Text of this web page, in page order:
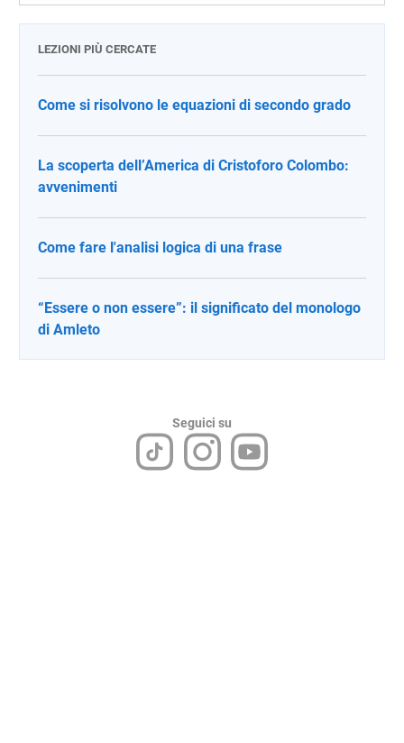
LEZIONI PIÙ CERCATE
Come si risolvono le equazioni di secondo grado
La scoperta dell’America di Cristoforo Colombo:
avvenimenti
Come fare l'analisi logica di una frase
“Essere o non essere”: il significato del monologo
di Amleto
Seguici su